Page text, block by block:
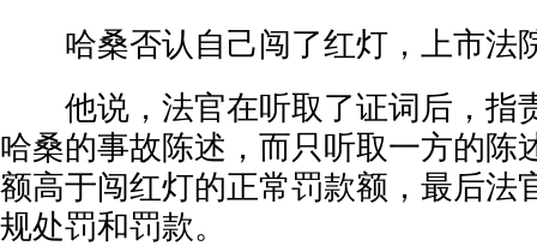
哈桑否认自己闯了红灯，上市法
他说，法官在听取了证词后，指
哈桑的事故陈述，而只听取一方的陈
额高于闯红灯的正常罚款额，最后法
规处罚和罚款。